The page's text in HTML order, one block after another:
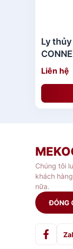
Ly
Liên hệ
Chúng tôi
khách
nữa.
ĐÓNG